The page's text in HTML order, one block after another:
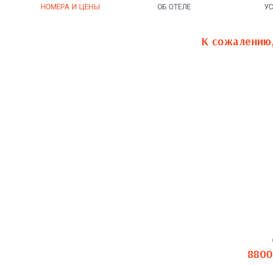
НОМЕРА И ЦЕНЫ ОБ ОТЕЛЕ
К